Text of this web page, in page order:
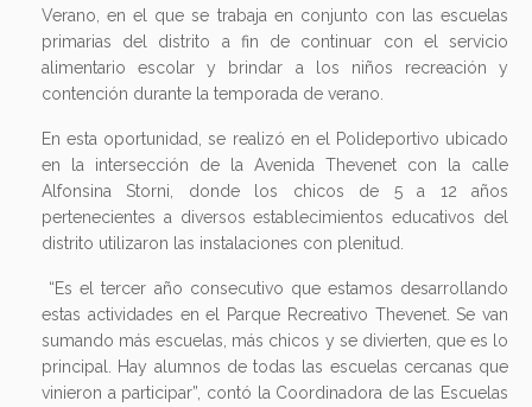
Verano, en el que se trabaja en conjunto con las escuelas
primarias del distrito a fin de continuar con el servicio
alimentario escolar y brindar a los niños recreación y
contención durante la temporada de verano.
En esta oportunidad, se realizó en el Polideportivo ubicado
en la intersección de la Avenida Thevenet con la calle
Alfonsina Storni, donde los chicos de 5 a 12 años
pertenecientes a diversos establecimientos educativos del
distrito utilizaron las instalaciones con plenitud.
“Es el tercer año consecutivo que estamos desarrollando
estas actividades en el Parque Recreativo Thevenet. Se van
sumando más escuelas, más chicos y se divierten, que es lo
principal. Hay alumnos de todas las escuelas cercanas que
vinieron a participar”, contó la Coordinadora de las Escuelas